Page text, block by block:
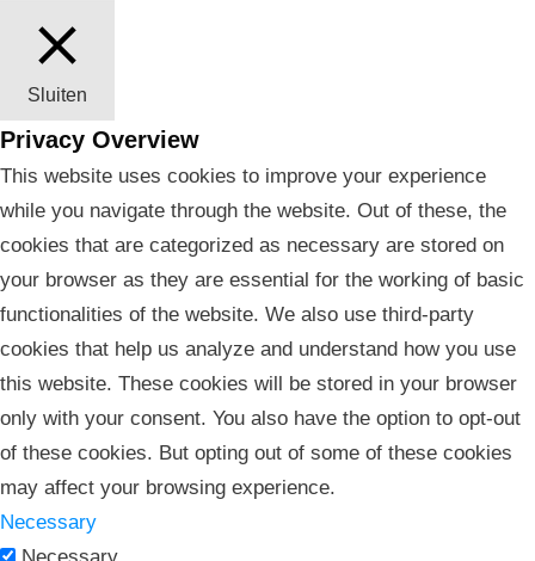
Sluiten
Privacy Overview
This website uses cookies to improve your experience
while you navigate through the website. Out of these, the
cookies that are categorized as necessary are stored on
your browser as they are essential for the working of basic
functionalities of the website. We also use third-party
cookies that help us analyze and understand how you use
this website. These cookies will be stored in your browser
only with your consent. You also have the option to opt-out
of these cookies. But opting out of some of these cookies
may affect your browsing experience.
Necessary